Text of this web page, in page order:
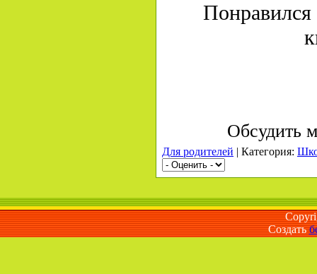
Обсудить
Для родителей | Категория:
Создать